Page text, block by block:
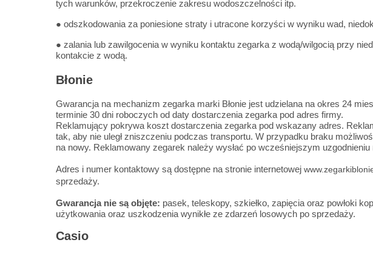
tych warunków, przekroczenie zakresu wodoszczelności itp.
● odszkodowania za poniesione straty i utracone korzyści w wyniku wad,
● zalania lub zawilgocenia w wyniku kontaktu zegarka z wodą/wilgocią przy
kontakcie z wodą.
Błonie
Gwarancja na mechanizm zegarka marki Błonie jest udzielana na okres 24
terminie 30 dni roboczych od daty dostarczenia zegarka pod adres firmy.
Reklamujący pokrywa koszt dostarczenia zegarka pod wskazany adres.
tak, aby nie uległ zniszczeniu podczas transportu. W przypadku braku
na nowy. Reklamowany zegarek należy wysłać po wcześniejszym
Adres i numer kontaktowy są dostępne na stronie internetowej
sprzedaży.
Gwarancja nie są objęte: pasek, teleskopy, szkiełko, zapięcia oraz powłoki
użytkowania oraz uszkodzenia wynikłe ze zdarzeń losowych po sprzedaży.
Casio